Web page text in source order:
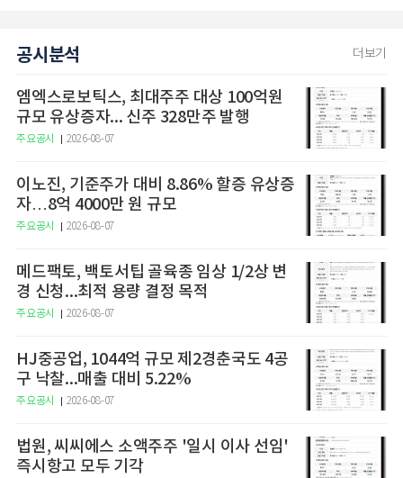
공시분석 더보기
엠엑스로보틱스, 최대주주 대상 100억원
규모 유상증자... 신주 328만주 발행
주요공시 2026-08-07
이노진, 기준주가 대비 8.86% 할증 유상증
자…8억 4000만 원 규모
주요공시 2026-08-07
메드팩토, 백토서팁 골육종 임상 1/2상 변
경 신청...최적 용량 결정 목적
주요공시 2026-08-07
HJ중공업, 1044억 규모 제2경춘국도 4공
구 낙찰...매출 대비 5.22%
주요공시 2026-08-07
법원, 씨씨에스 소액주주 '일시 이사 선임'
즉시항고 모두 기각